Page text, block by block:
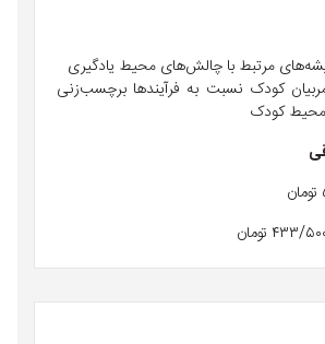
مرتبط با چالش‌های محیط یادگیری
کودک نسبت به فرآیند‌ها برچسب‌زنی
محیط کودک